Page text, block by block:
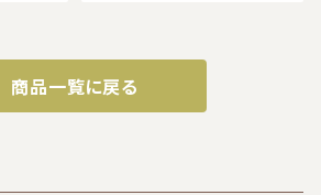
商品一覧に戻る